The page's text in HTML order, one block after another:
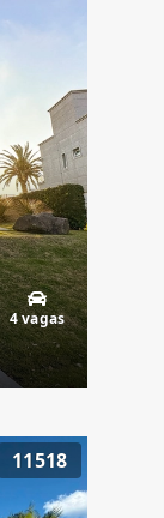
4 vagas
11518